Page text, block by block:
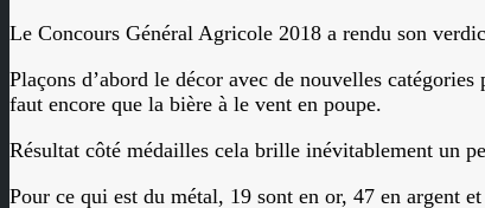
Le Concours Général Agricole 2018 a rendu son
Plaçons d’abord le décor avec de nouvelles
faut encore que la bière à le vent en poupe.
Résultat côté médailles cela brille inévitablement un
Pour ce qui est du métal, 19 sont en or, 47 en argent